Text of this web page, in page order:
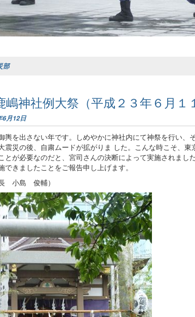
部
嶋神社例大祭（平成２３年６月１
6月12日
輿を出さない年です。しめやかに神社内にて神祭を行い、
震災の後、自粛ムードが拡がりま した。こんな時こそ、
とが必要なのだと、宮司さんの決断によって実施されまし
できましたことをご報告申し上げます。
長 小島 俊輔）